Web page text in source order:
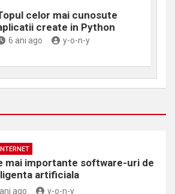
celor mai cunosute
create in Python
6 ani ago y-o-n-y
mai importante software-uri de
artificiala
ago y-o-n-y